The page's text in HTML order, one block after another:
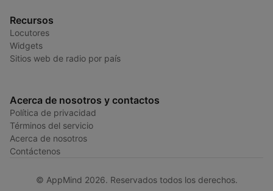
Recursos
Locutores
Widgets
Sitios web de radio por país
Acerca de nosotros y contactos
Política de privacidad
Términos del servicio
Acerca de nosotros
Contáctenos
© AppMind 2026. Reservados todos los derechos.